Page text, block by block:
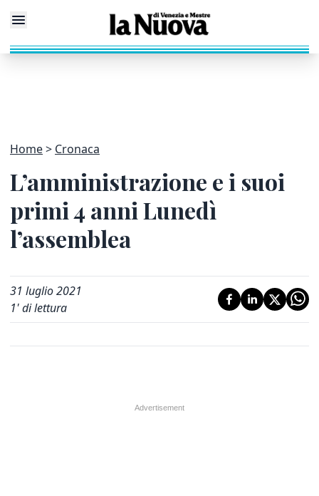
Home Cronaca
L’amministrazione e i suoi
primi 4 anni Lunedì
l’assemblea
31 luglio 2021
1' di lettura